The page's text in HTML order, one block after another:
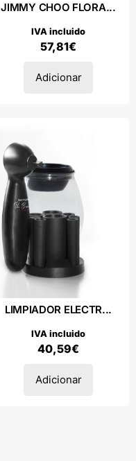
JIMMY CHOO FLORA...
57,81€
IVA incluido
Adicionar
LIMPIADOR ELECTR...
40,59€
IVA incluido
Adicionar